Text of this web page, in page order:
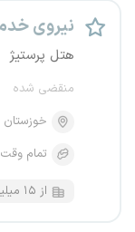
نیروی
هتل پرستیژ
منقضی شده
خوزستان
تمام وقت
از ۱۵ میلیون تومان